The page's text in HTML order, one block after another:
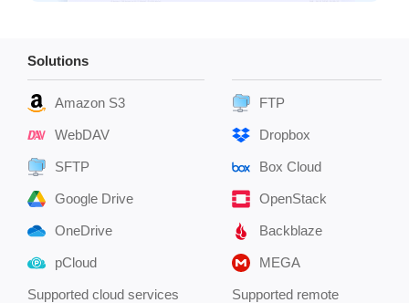
Solutions
Amazon S3
WebDAV
SFTP
Google Drive
OneDrive
pCloud
Supported cloud services
FTP
Dropbox
Box Cloud
OpenStack
Backblaze
MEGA
Supported remote